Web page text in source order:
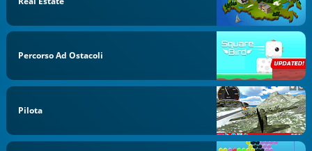
Percorso Ad Ostacoli
Pilota